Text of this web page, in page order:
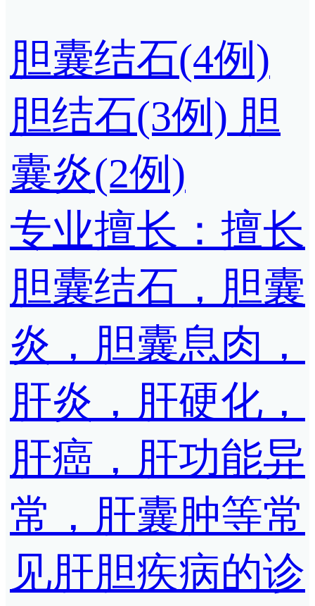
胆囊结石(4例)
胆结石(3例) 胆
囊炎(2例)
专业擅长：擅长
胆囊结石，胆囊
炎，胆囊息肉，
肝炎，肝硬化，
肝癌，肝功能异
常，肝囊肿等常
见肝胆疾病的诊